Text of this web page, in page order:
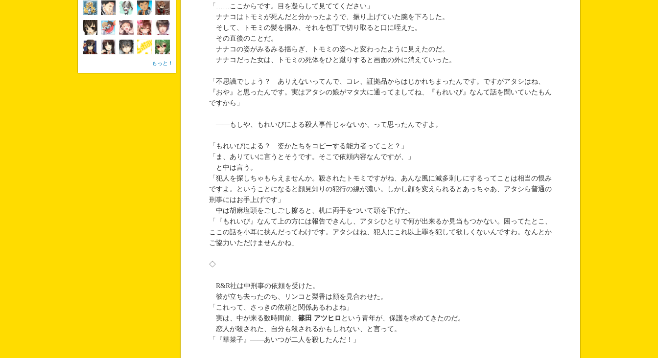
「……ここからです。目を凝らして見ててください」
ナナコはトモミが死んだと分かったようで、振り上げていた腕を下ろした。
そして、トモミの髪を掴み、それを包丁で切り取ると口に咥えた。
その直後のことだ。
ナナコの姿がみるみる揺らぎ、トモミの姿へと変わったように見えたのだ。
ナナコだった女は、トモミの死体をひと蹴りすると画面の外に消えていった。
「不思議でしょう？ ありえないってんで、コレ、証拠品からはじかれちまったんです。ですがアタシはね、
『おや』と思ったんです。実はアタシの娘がマタ大に通ってましてね、『もれいび』なんて話を聞いていたもん
ですから」
――もしや、もれいびによる殺人事件じゃないか、って思ったんですよ。
「もれいびによる？ 姿かたちをコピーする能力者ってこと？」
「ま、ありていに言うとそうです。そこで依頼内容なんですが、」
と中は言う。
「犯人を探しちゃもらえませんか。殺されたトモミですがね、あんな風に滅多刺しにするってことは相当の恨み
ですよ。ということになると顔見知りの犯行の線が濃い。しかし顔を変えられるとあっちゃあ、アタシら普通の
刑事にはお手上げです」
中は胡麻塩頭をごしごし擦ると、机に両手をついて頭を下げた。
「『もれいび』なんて上の方には報告できんし、アタシひとりで何が出来るか見当もつかない。困ってたとこ、
ここの話を小耳に挟んだってわけです。アタシはね、犯人にこれ以上罪を犯して欲しくないんですわ。なんとか
ご協力いただけませんかね」
◇
R&R社は中刑事の依頼を受けた。
彼が立ち去ったのち、リンコと梨香は顔を見合わせた。
「これって、さっきの依頼と関係あるわよね」
実は、中が来る数時間前、 篠田 アツヒロ という青年が、保護を求めてきたのだ。
恋人が殺された、自分も殺されるかもしれない、と言って。
「『華菜子』――あいつが二人を殺したんだ！」
もっと！